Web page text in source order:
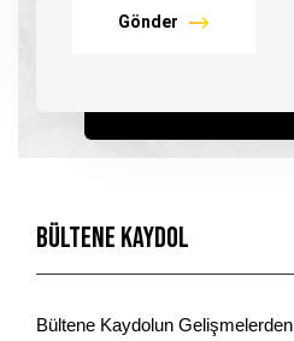
Gönder
Bültene Kaydol
Bültene Kaydolun Gelişmelerden